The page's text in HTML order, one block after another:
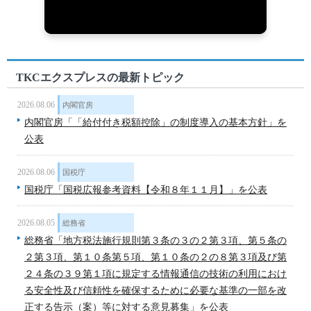
TKCエクスプレスの最新トピック
2026.08.06 内閣官房
内閣官房「「給付付き税額控除」の制度導入の基本方針」を
公表
2026.08.06 国税庁
国税庁「国税広報参考資料【令和８年１１月】」を公表
2026.08.05 総務省
総務省「地方税法施行規則第３条の３の２第３項、第５条の
２第３項、第１０条第５項、第１０条の２の８第３項及び第
２４条の３９第１項に規定する情報通信の技術の利用におけ
る安全性及び信頼性を確保するために必要な基準の一部を改
正する告示（案）等に対する意見募集」を公表